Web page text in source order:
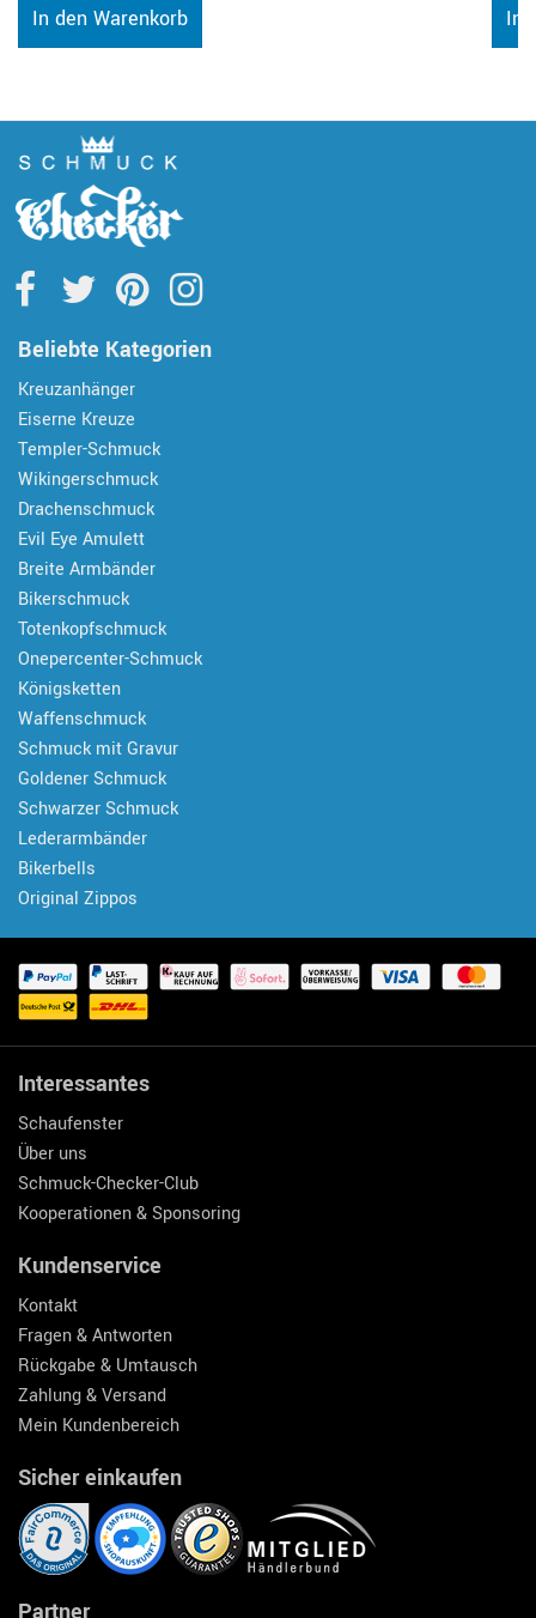
In den Warenkorb In
Beliebte Kategorien
Kreuzanhänger
Eiserne Kreuze
Templer-Schmuck
Wikingerschmuck
Drachenschmuck
Evil Eye Amulett
Breite Armbänder
Bikerschmuck
Totenkopfschmuck
Onepercenter-Schmuck
Königsketten
Waffenschmuck
Schmuck mit Gravur
Goldener Schmuck
Schwarzer Schmuck
Lederarmbänder
Bikerbells
Original Zippos
Interessantes
Schaufenster
Über uns
Schmuck-Checker-Club
Kooperationen & Sponsoring
Kundenservice
Kontakt
Fragen & Antworten
Rückgabe & Umtausch
Zahlung & Versand
Mein Kundenbereich
Sicher einkaufen
Partner